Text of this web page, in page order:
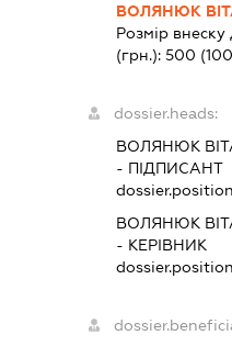
ВОЛЯНЮК
Розмір
(грн.):500
dossier.heads:
ВОЛЯНЮК
- ПІДПИСАНТ
ВОЛЯНЮК
- КЕРІВНИК